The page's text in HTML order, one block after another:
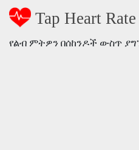
Tap Heart Rate
የልብ ምትዎን በሰከንዶች ውስጥ